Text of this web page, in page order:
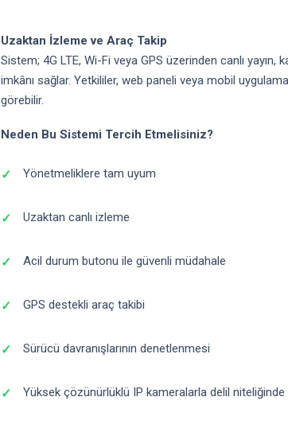
Uzaktan İzleme ve Araç Takip
Sistem; 4G LTE, Wi-Fi veya GPS üzerinden canlı
imkânı sağlar. Yetkililer, web paneli veya mobil
görebilir.
Neden Bu Sistemi Tercih Etmelisiniz?
Yönetmeliklere tam uyum
Uzaktan canlı izleme
Acil durum butonu ile güvenli müdahale
GPS destekli araç takibi
Sürücü davranışlarının denetlenmesi
Yüksek çözünürlüklü IP kameralarla delil niteliğinde